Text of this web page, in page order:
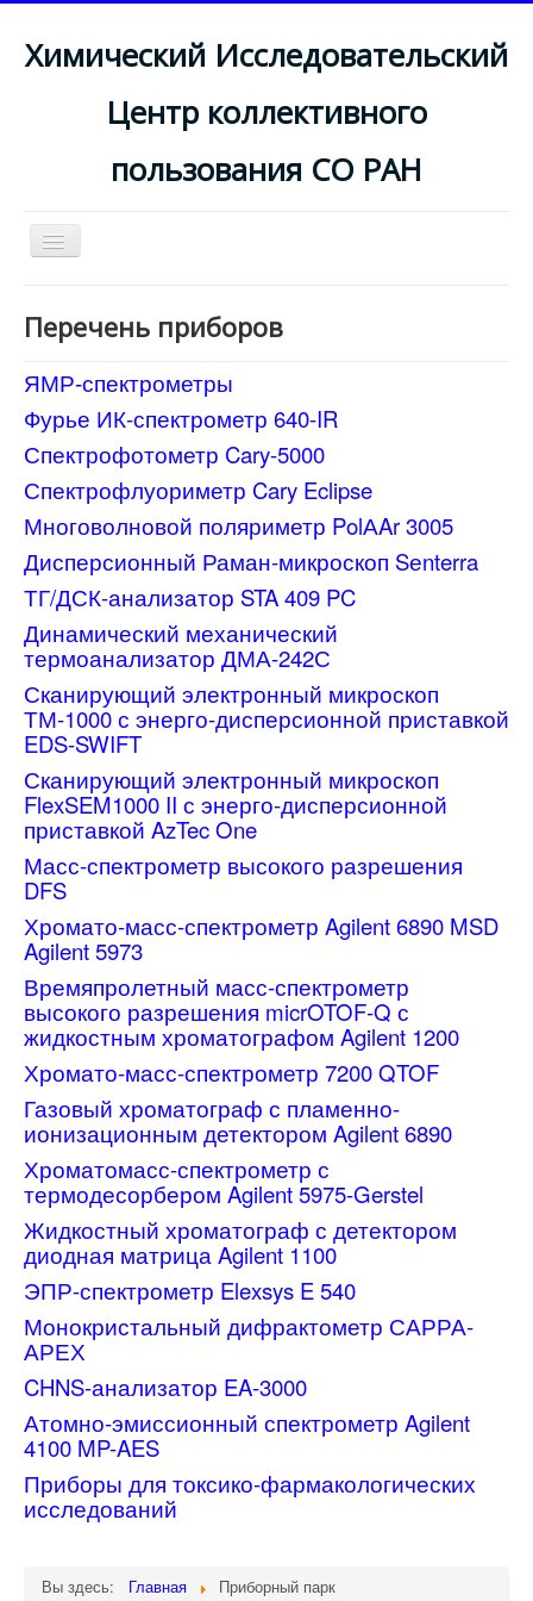
Химический Исследовательский
Центр коллективного
пользования СО РАН
Toggle
Navigation
Химический исследовательский ЦКП СО РАН
Приборный парк
Услуги
НИОХ СО РАН
Контакты
Партнёры
Перечень приборов
ЯМР-спектрометры
Фурье ИК-спектрометр 640-IR
Спектрофотометр Cary-5000
Спектрофлуориметр Cary Eclipse
Многоволновой поляриметр PolАAr 3005
Дисперсионный Раман-микроскоп Sеnterra
ТГ/ДСК-анализатор STA 409 PC
Динамический механический
термоанализатор ДМА-242С
Сканирующий электронный микроскоп
ТМ-1000 с энерго-дисперсионной приставкой
EDS-SWIFT
Сканирующий электронный микроскоп
FlexSEM1000 II с энерго-дисперсионной
приставкой AzTec One
Масс-спектрометр высокого разрешения
DFS
Хромато-масс-спектрометр Agilent 6890 MSD
Agilent 5973
Времяпролетный масс-спектрометр
высокого разрешения micrOTOF-Q с
жидкостным хроматографом Agilent 1200
Хромато-масс-спектрометр 7200 QTOF
Газовый хроматограф с пламенно-
ионизационным детектором Agilent 6890
Хроматомасс-спектрометр с
термодесорбером Agilent 5975-Gerstel
Жидкостный хроматограф с детектором
диодная матрица Agilent 1100
ЭПР-спектрометр Elexsys E 540
Монокристальный дифрактометр САРРА-
АРЕХ
CHNS-анализатор EA-3000
Атомно-эмиссионный спектрометр Agilent
4100 MP-AES
Приборы для токсико-фармакологических
исследований
Вы здесь: Главная Приборный парк